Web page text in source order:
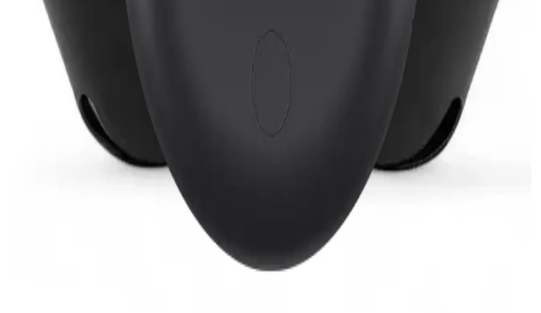
modellerini detaylı karşılaştırıyoruz, özellikleri, kullanıcı yorumları
ve seçim ipuçlarıyla doğru tercihi yapmanıza yardımcı oluyoruz.
MATEO ve Mmctech Kablosuz Kulaklık
Karşılaştırması: Özellikler ve Kullanıcı Yorumları
İki popüler kablosuz kulaklık modeli olan MATEO ve Mmctech'in
detaylı özellikleri, kullanıcı yorumları ve karşılaştırması ile en uygun
Redmi Buds 3 Kablosuz Kulaklık Özellikleri ve